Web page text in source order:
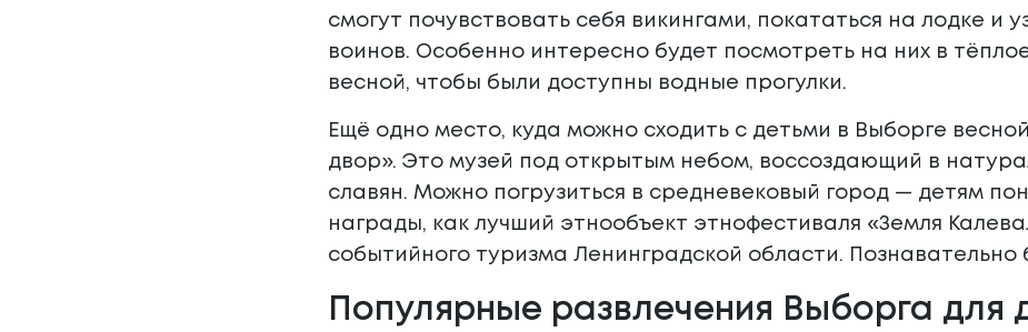
смогут почувствовать себя викингами, покататься на лодке и
воинов. Особенно интересно будет посмотреть на них в
весной, чтобы были доступны водные прогулки.
Ещё одно место, куда можно сходить с детьми в Выборге
двор». Это музей под открытым небом, воссоздающий в
славян. Можно погрузиться в средневековый город — детям
награды, как лучший этнообъект этнофестиваля «Земля
событийного туризма Ленинградской области. Познавательно
Популярные развлечения Выборга для